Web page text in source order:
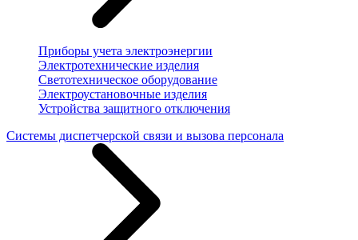
Приборы учета электроэнергии
Электротехнические изделия
Светотехническое оборудование
Электроустановочные изделия
Устройства защитного отключения
Системы диспетчерской связи и вызова персонала